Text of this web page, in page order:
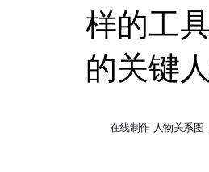
样的工
的关键